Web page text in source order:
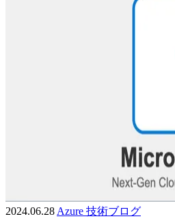
2024.06.28 Azure 技術ブログ